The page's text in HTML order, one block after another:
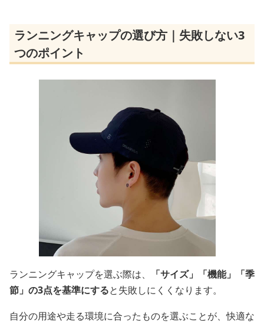
ランニングキャップの選び方｜失敗しない3
つのポイント
ランニングキャップを選ぶ際は、
「サイズ」「機能」「季
節」の3点を基準にすると失敗しにくくなります。
自分の用途や走る環境に合ったものを選ぶことが、快適な